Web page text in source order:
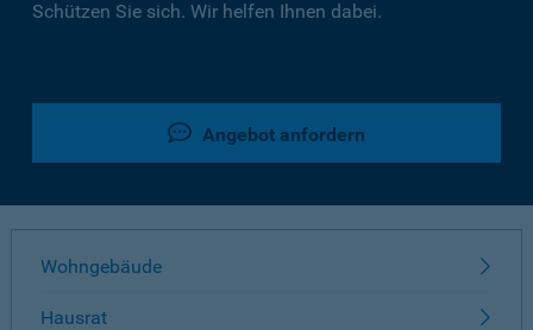
Schützen Sie sich. Wir helfen Ihnen dabei.
Angebot anfordern
Wohngebäude
Hausrat